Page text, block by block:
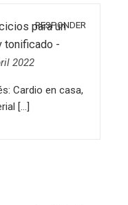
para un
tonificado -
2022
RESPONDER
Cardio en casa,
[…]